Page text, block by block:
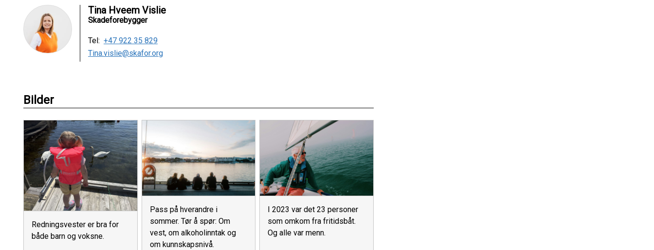
Tina Hveem Vislie
Skadeforebygger
Tel: +47 922 35 829
Tina.vislie@skafor.org
Bilder
Redningsvester er bra for
både barn og voksne.
Pass på hverandre i
sommer. Tør å spør: Om
vest, om alkoholinntak og
om kunnskapsnivå.
I 2023 var det 23 personer
som omkom fra fritidsbåt.
Og alle var menn.